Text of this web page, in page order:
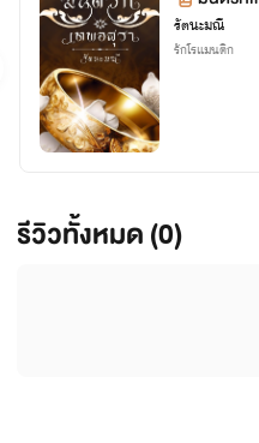
https://www.facebook.com/
..รัตนะมณี..
รัตนะมณี
รักโรแมนติก
รีวิวทั้งหมด (0)